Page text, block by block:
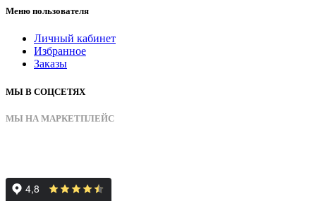
Меню пользователя
Личный кабинет
Избранное
Заказы
МЫ В СОЦСЕТЯХ
МЫ НА МАРКЕТПЛЕЙС